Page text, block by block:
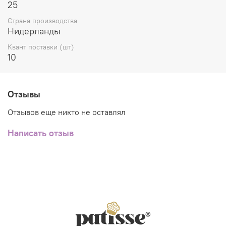
25
Страна производства
Нидерланды
Квант поставки (шт)
10
Отзывы
Отзывов еще никто не оставлял
Написать отзыв